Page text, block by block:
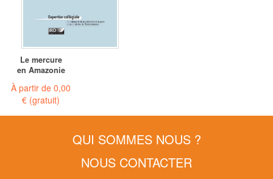
Le mercure
en Amazonie
À partir de0,00
€ (gratuit)
QUI SOMMES NOUS ?
NOUS CONTACTER